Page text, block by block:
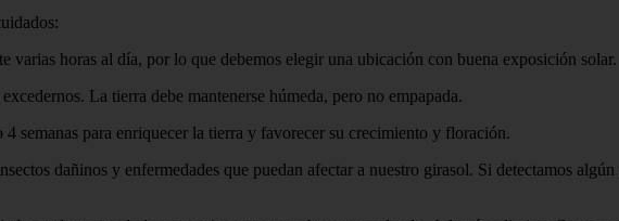
horas al día, por lo que debemos elegir una ubicación con buena exposición solar.
La tierra debe mantenerse húmeda, pero no empapada.
para enriquecer la tierra y favorecer su crecimiento y floración.
dañinos y enfermedades que puedan afectar a nuestro girasol. Si detectamos